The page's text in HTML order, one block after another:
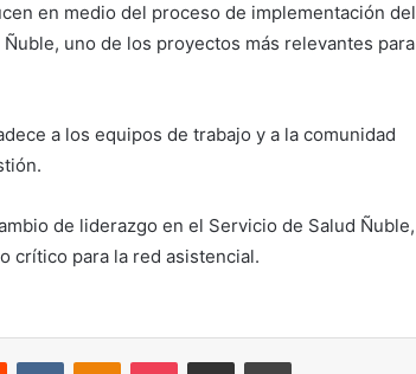
en medio del proceso de implementación del
uno de los proyectos más relevantes para
a los equipos de trabajo y a la comunidad
de liderazgo en el Servicio de Salud Ñuble,
crítico para la red asistencial.